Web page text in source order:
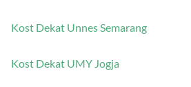
Kost Dekat Unnes Semarang
Kost Dekat UMY Jogja